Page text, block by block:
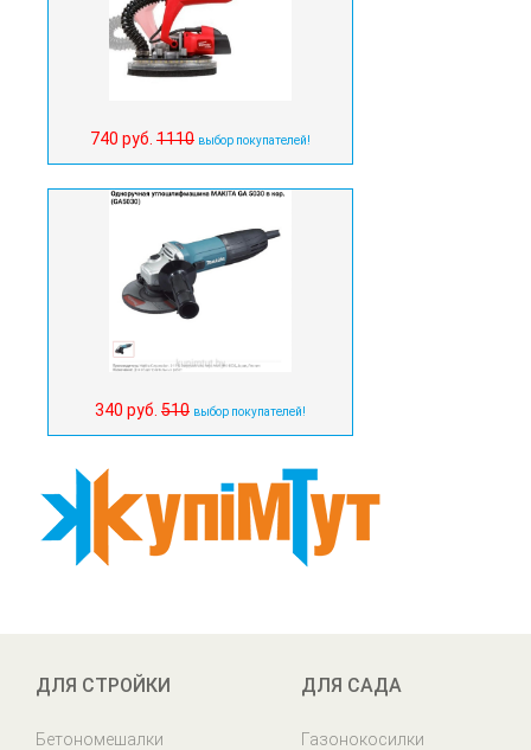
740 руб. 1110 выбор покупателей!
340 руб. 510 выбор покупателей!
ДЛЯ СТРОЙКИ
Бетономешалки
ДЛЯ САДА
Газонокосилки